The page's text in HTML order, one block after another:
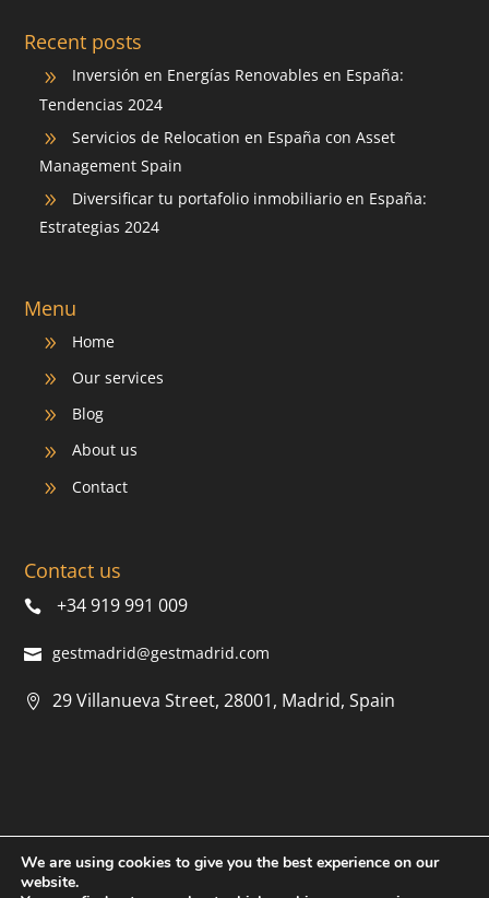
Recent posts
9
Inversión en Energías Renovables en España:
Tendencias 2024
9
Servicios de Relocation en España con Asset
Management Spain
9
Diversificar tu portafolio inmobiliario en España:
Estrategias 2024
Menu
9 Home
9 Our services
9 Blog
9 About us
9 Contact
Contact us
+34 919 991 009
gestmadrid@gestmadrid.com
29 Villanueva Street, 28001, Madrid, Spain
© 2022 AMS.Privacy Policy|Cookies|Legal warning|
We are using cookies to give you the best experience on our
website.